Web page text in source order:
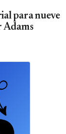
para nueve
Adams